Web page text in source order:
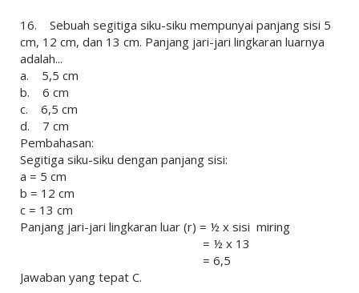
16. Sebuah segitiga siku-siku mempunyai panjang sisi 5
cm, 12 cm, dan 13 cm. Panjang jari-jari lingkaran luarnya
adalah...
a. 5,5 cm
b. 6 cm
c. 6,5 cm
d. 7 cm
Pembahasan:
Segitiga siku-siku dengan panjang sisi:
a = 5 cm
b = 12 cm
c = 13 cm
Panjang jari-jari lingkaran luar (r) = ½ x sisi miring
= ½ x 13
= 6,5
Jawaban yang tepat C.